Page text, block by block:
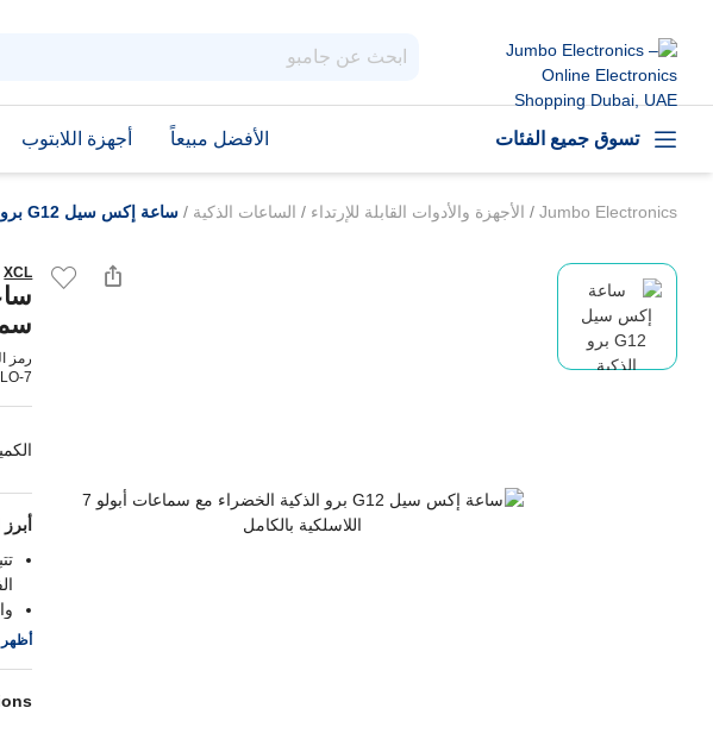
تسوق جميع الفئات الأفضل مبيعاً أجهزة اللابتوب
Jumbo Electronics
/ الأجهزة والأدوات القابلة للإرتداء / الساعات الذكية / ساعة إكس سيل G12 برو الذكية الخضراء مع سماعات أبولو 7 اللاسلكية بالكامل
XCL
7
أظهر